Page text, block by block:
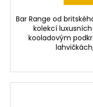
Bar Range od
kolekcí
kooladovým